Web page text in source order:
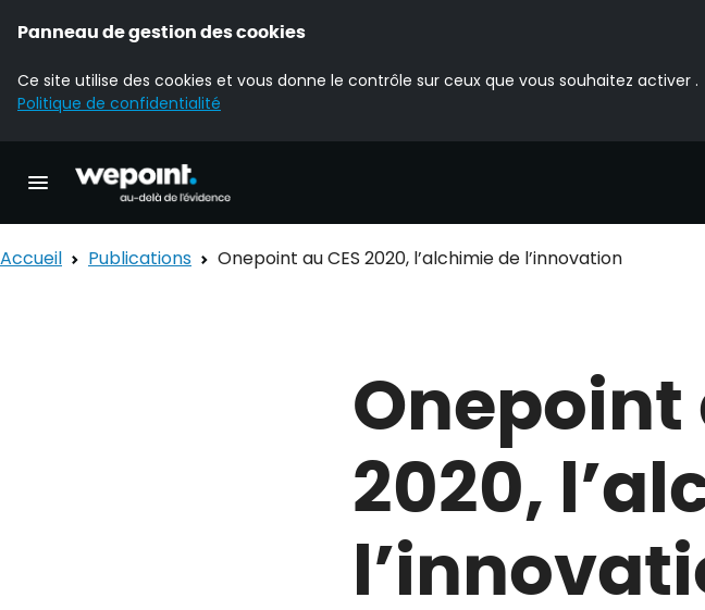
Panneau de gestion des cookies
Ce site utilise des cookies et vous donne le contrôle sur ceux que vous souhaitez activer .
Politique de confidentialité
Ouvrir la navigation principale
Accueil Publications Onepoint au CES 2020, l’alchimie de l’innovation
Onepoint
2020,